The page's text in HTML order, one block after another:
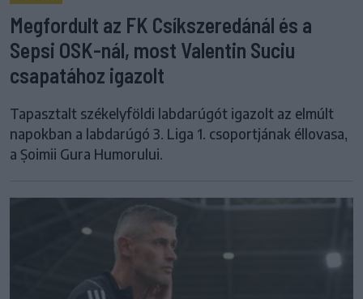
Megfordult az FK Csíkszeredánál és a
Sepsi OSK-nál, most Valentin Suciu
csapatához igazolt
Tapasztalt székelyföldi labdarúgót igazolt az elmúlt
napokban a labdarúgó 3. Liga 1. csoportjának éllovasa,
a Șoimii Gura Humorului.